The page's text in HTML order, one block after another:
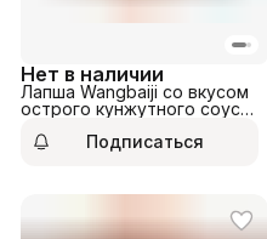
Нет в наличии
Лапша Wangbaiji со вкусом
острого кунжутного соуса
Подписаться